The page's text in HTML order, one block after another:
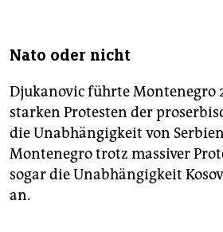
Nato oder nicht
Djukanovic führte Montenegro
starken Protesten der
die Unabhängigkeit von
Montenegro trotz massiver
sogar die Unabhängigkeit
an.